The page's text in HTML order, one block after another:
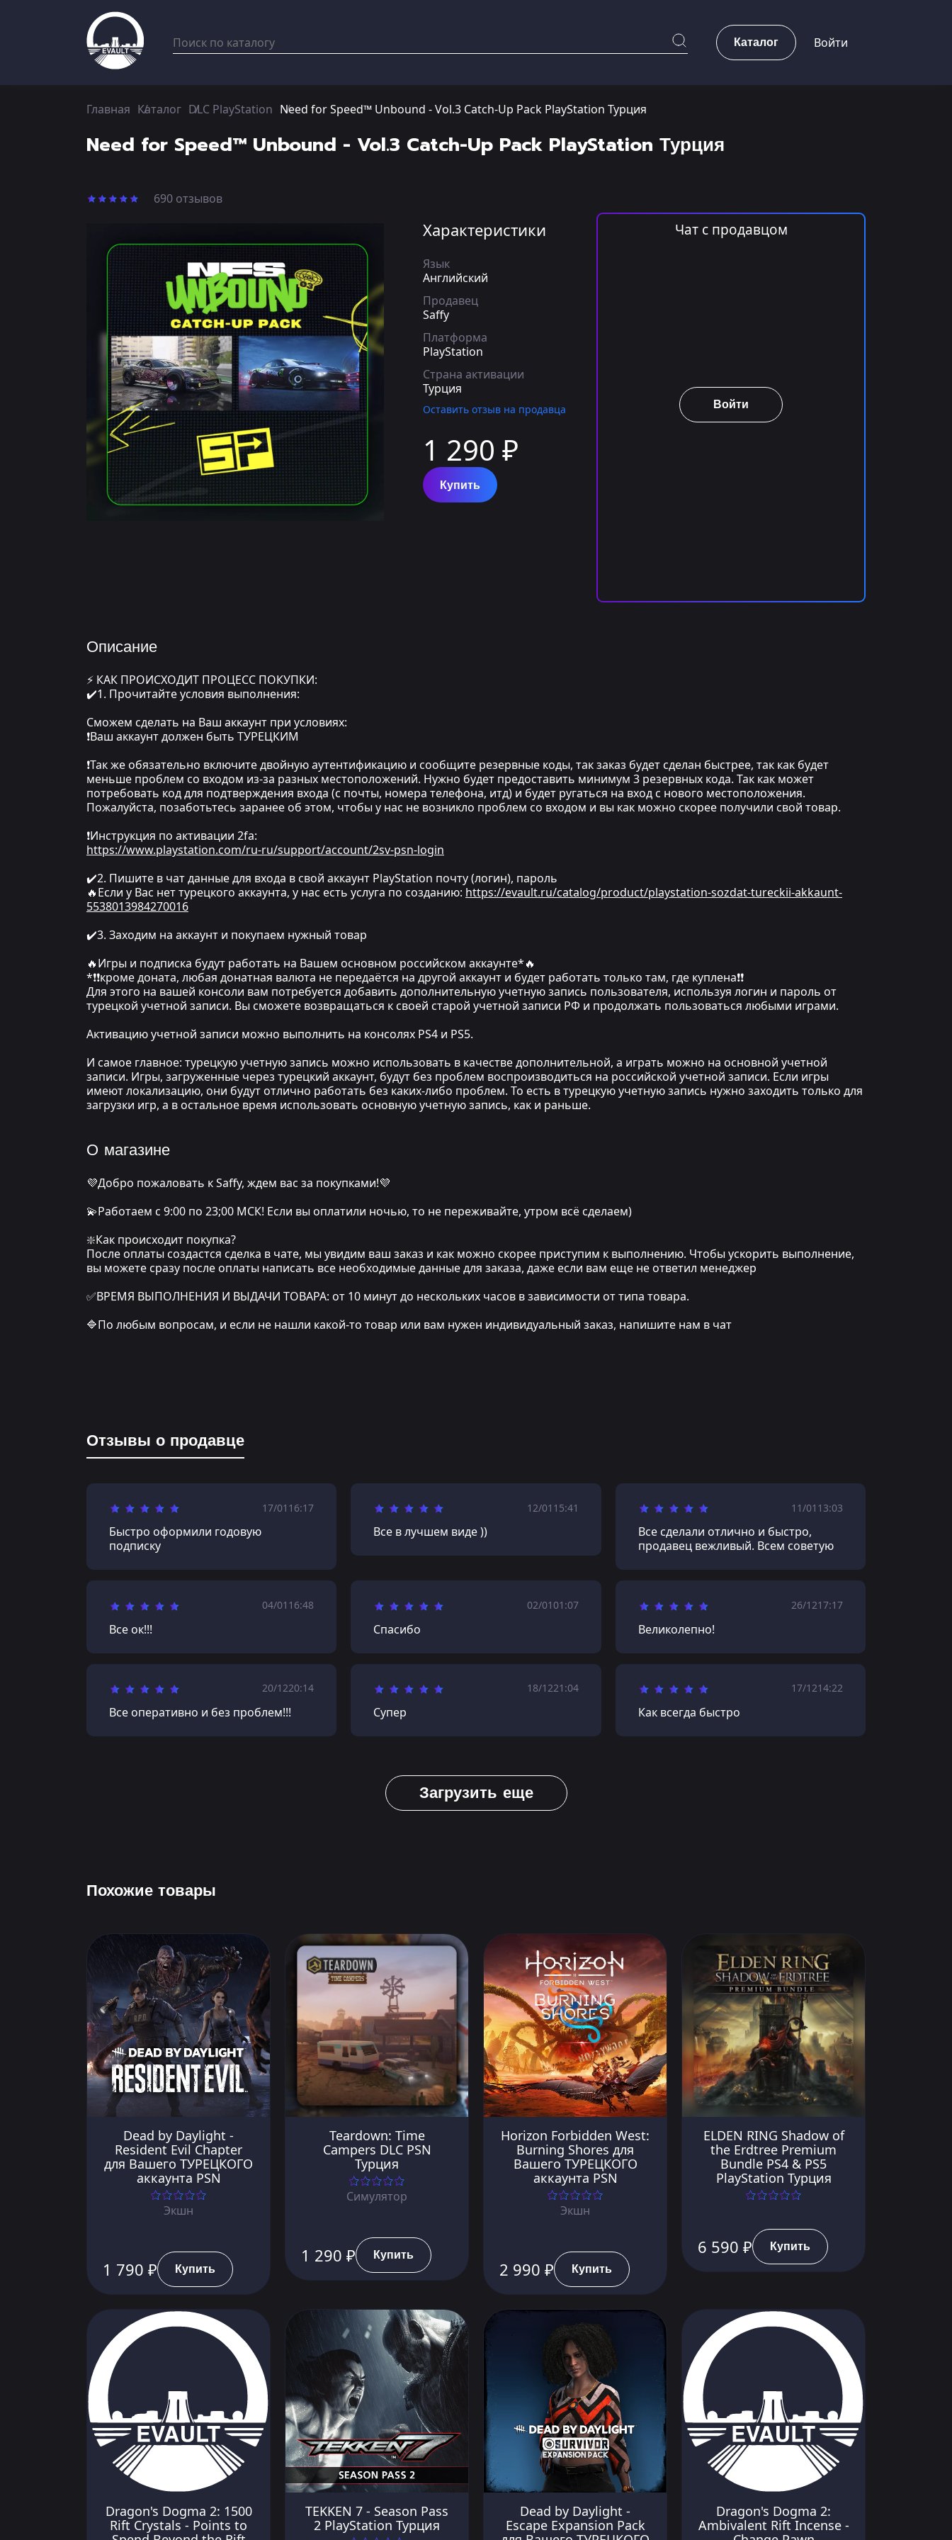
Каталог Войти
Главная Каталог DLC PlayStation Need for Speed™ Unbound - Vol.3 Catch-Up Pack PlayStation Турция
Need for Speed™ Unbound - Vol.3 Catch-Up Pack PlayStation Турция
690 отзывов
Характеристики
Язык
Английский
Продавец
Saffy
Платформа
PlayStation
Страна активации
Турция
Оставить отзыв на продавца
1 290 ₽
Купить
Чат с продавцом
Войти
Описание
⚡ КАК ПРОИСХОДИТ ПРОЦЕСС ПОКУПКИ:
✔️1. Прочитайте условия выполнения:
Сможем сделать на Ваш аккаунт при условиях:
❗Ваш аккаунт должен быть ТУРЕЦКИМ
❗Так же обязательно включите двойную аутентификацию и сообщите резервные коды, так заказ будет сделан быстрее, так как будет
меньше проблем со входом из-за разных местоположений. Нужно будет предоставить минимум 3 резервных кода. Так как может
потребовать код для подтверждения входа (с почты, номера телефона, итд) и будет ругаться на вход с нового местоположения.
Пожалуйста, позаботьтесь заранее об этом, чтобы у нас не возникло проблем со входом и вы как можно скорее получили свой товар.
❗Инструкция по активации 2fa:
https://www.playstation.com/ru-ru/support/account/2sv-psn-login
✔️2. Пишите в чат данные для входа в свой аккаунт PlayStation почту (логин), пароль
🔥Если у Вас нет турецкого аккаунта, у нас есть услуга по созданию: https://evault.ru/catalog/product/playstation-sozdat-tureckii-akkaunt-
5538013984270016
✔️3. Заходим на аккаунт и покупаем нужный товар
🔥Игры и подписка будут работать на Вашем основном российском аккаунте*🔥
*❗❗кроме доната, любая донатная валюта не передаётся на другой аккаунт и будет работать только там, где куплена❗❗
Для этого на вашей консоли вам потребуется добавить дополнительную учетную запись пользователя, используя логин и пароль от
турецкой учетной записи. Вы сможете возвращаться к своей старой учетной записи РФ и продолжать пользоваться любыми играми.
Активацию учетной записи можно выполнить на консолях PS4 и PS5.
И самое главное: турецкую учетную запись можно использовать в качестве дополнительной, а играть можно на основной учетной
записи. Игры, загруженные через турецкий аккаунт, будут без проблем воспроизводиться на российской учетной записи. Если игры
имеют локализацию, они будут отлично работать без каких-либо проблем. То есть в турецкую учетную запись нужно заходить только для
загрузки игр, а в остальное время использовать основную учетную запись, как и раньше.
О магазине
💜Добро пожаловать к Saffy, ждем вас за покупками!💜
💫Работаем с 9:00 по 23;00 МСК! Если вы оплатили ночью, то не переживайте, утром всё сделаем)
❇️Как происходит покупка?
После оплаты создастся сделка в чате, мы увидим ваш заказ и как можно скорее приступим к выполнению. Чтобы ускорить выполнение,
вы можете сразу после оплаты написать все необходимые данные для заказа, даже если вам еще не ответил менеджер
✅ВРЕМЯ ВЫПОЛНЕНИЯ И ВЫДАЧИ ТОВАРА: от 10 минут до нескольких часов в зависимости от типа товара.
🔷По любым вопросам, и если не нашли какой-то товар или вам нужен индивидуальный заказ, напишите нам в чат
Отзывы о продавце
17/01 16:17
Быстро оформили годовую
подписку
12/01 15:41
Все в лучшем виде ))
11/01 13:03
Все сделали отлично и быстро,
продавец вежливый. Всем советую
04/01 16:48
Все ок!!!
02/0101:07
Спасибо
26/1217:17
Великолепно!
20/1220:14
Все оперативно и без проблем!!!
18/1221:04
Супер
17/1214:22
Как всегда быстро
Загрузить еще
Похожие товары
Dead by Daylight -
Resident Evil Chapter
для Вашего ТУРЕЦКОГО
аккаунта PSN
Экшн
1 790 ₽ Купить
Teardown: Time
Campers DLC PSN
Турция
Симулятор
1 290 ₽ Купить
Horizon Forbidden West:
Burning Shores для
Вашего ТУРЕЦКОГО
аккаунта PSN
Экшн
2 990 ₽ Купить
ELDEN RING Shadow of
the Erdtree Premium
Bundle PS4 & PS5
PlayStation Турция
6 590 ₽ Купить
Dragon's Dogma 2: 1500
Rift Crystals - Points to
TEKKEN 7 - Season Pass
2 PlayStation Турция
Dead by Daylight -
Escape Expansion Pack
Dragon's Dogma 2:
Ambivalent Rift Incense -